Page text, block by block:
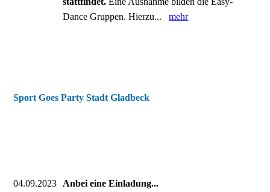
Dance Gruppen. Hierzu...mehr
Sport Goes Party Stadt Gladbeck
04.09.2023 Anbei eine Einladung...